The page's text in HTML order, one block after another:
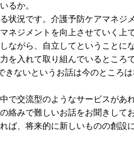
るか。
状況です。介護予防ケアマネジ
ネジメントを向上させていく上で
ながら、自立してということに
を入れて取り組んでいるところ
きないというお話は今のところは
で交流型のようなサービスがあ
絡みで難しいお話をお聞きして
ば、将来的に新しいものの創設